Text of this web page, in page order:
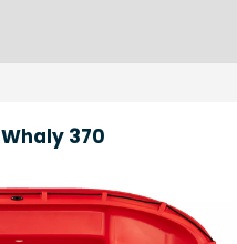
Whaly 370